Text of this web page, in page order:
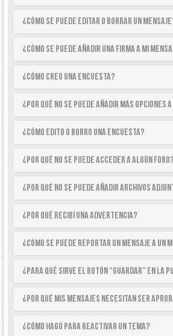
¿Cómo se puede editar o borrar un
¿Cómo se puede añadir una firma a mi
¿Cómo creo una encuesta?
¿Por qué no se puede añadir más opciones
¿Cómo edito o borro una encuesta?
¿Por qué no se puede acceder a algún
¿Por qué no se puede añadir archivos
¿Por qué recibí una advertencia?
¿Cómo se puede reportar un mensaje a un
¿Para qué sirve el botón “Guardar” en la
¿Por qué mis mensajes necesitan ser
¿Cómo hago para reactivar un tema?